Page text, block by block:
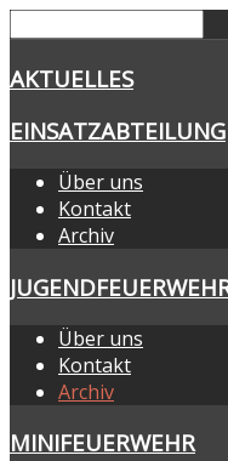
AKTUELLES
EINSATZABTEILUNG
Über uns
Kontakt
Archiv
Über uns
Kontakt
Archiv
MINIFEUERWEHR